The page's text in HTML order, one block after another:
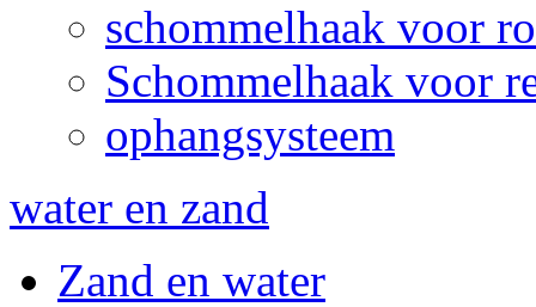
schommelhaak voor
Schommelhaak voor
ophangsysteem
water en zand
Zand en water